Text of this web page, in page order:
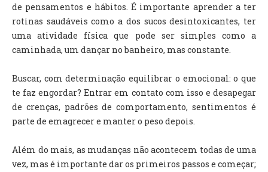
de pensamentos e hábitos. É importante aprender a ter
rotinas saudáveis como a dos sucos desintoxicantes, ter
uma atividade física que pode ser simples como a
caminhada, um dançar no banheiro, mas constante.
Buscar, com determinação equilibrar o emocional: o que
te faz engordar? Entrar em contato com isso e desapegar
de crenças, padrões de comportamento, sentimentos é
parte de emagrecer e manter o peso depois.
Além do mais, as mudanças não acontecem todas de uma
vez, mas é importante dar os primeiros passos e começar;